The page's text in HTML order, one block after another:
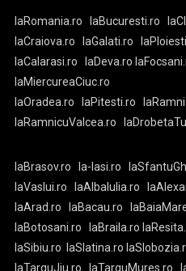
laRomania.ro laBucuresti.ro
laCraiova.ro
laGalati.ro
laCalarasi.ro
laDeva.ro
laMiercureaCiuc.ro
laOradea.ro
laPitesti.ro
laRamnicuValcea.ro
laBrasov.ro la-Iasi.ro
laVaslui.ro
laAlbaIulia.ro
laArad.ro
laBacau.ro
laBotosani.ro
laBraila.ro
laSibiu.ro
laSlatina.ro
laTarguJiu.ro
laTarguMures.ro